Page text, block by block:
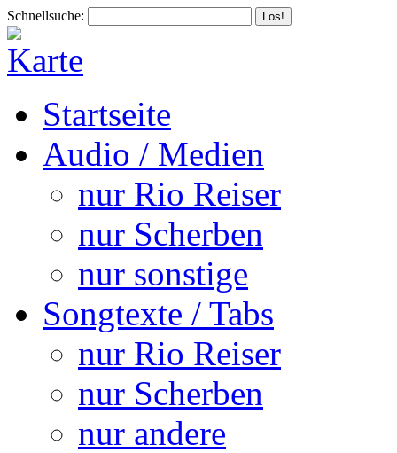
Schnellsuche:
Startseite
Audio / Medien
nur Rio Reiser
nur Scherben
nur sonstige
Songtexte / Tabs
nur Rio Reiser
nur Scherben
nur andere